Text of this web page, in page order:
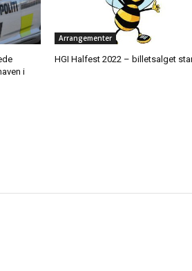
i
Arrangementer
HGI Halfest 2022 – billetsalget